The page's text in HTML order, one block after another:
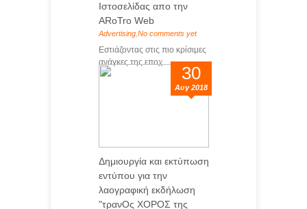
Ιστοσελίδας απο την
ARoTro Web
Advertising No comments yet
Eστιάζοντας στις πιο κρίσιμες
ανάγκες της εποχ...
30
Αυγ 2018
Δημιουργία και εκτύπωση
εντύπου για την
λαογραφική εκδήλωση
"τρανΟς ΧΟΡΟΣ της